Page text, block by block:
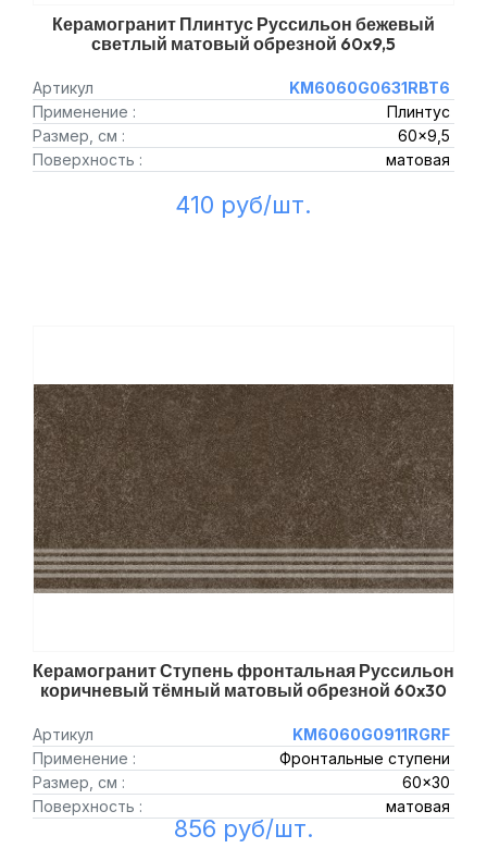
Керамогранит Плинтус Руссильон бежевый
светлый матовый обрезной 60x9,5
Артикул
KM6060G0631RBT6
Применение :
Плинтус
Размер, см :
60x9,5
Поверхность :
матовая
410 руб/шт.
Керамогранит Ступень фронтальная Руссильон
коричневый тёмный матовый обрезной 60x30
Артикул
KM6060G0911RGRF
Применение :
Фронтальные ступени
Размер, см :
60x30
Поверхность :
матовая
856 руб/шт.